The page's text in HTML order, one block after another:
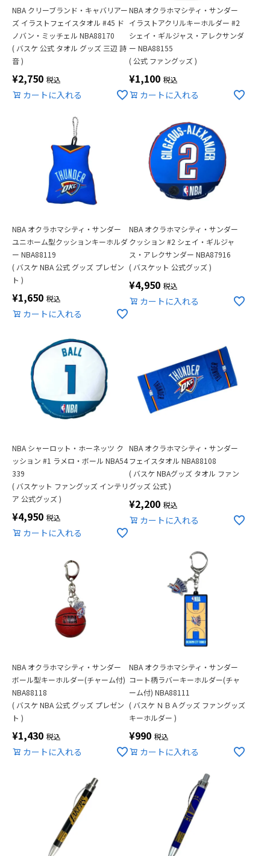
NBA クリーブランド・キャバリアー
ズ イラストフェイスタオル #45 ド
ノバン・ミッチェル NBA88170
( バスケ 公式 タオル グッズ 三辺 詩
音 )
¥2,750 税込
カートに入れる
NBA オクラホマシティ・サンダー
イラストアクリルキーホルダー #2
シェイ・ギルジャス・アレクサンダ
ー NBA88155
( 公式 ファングッズ )
¥1,100 税込
カートに入れる
NBA オクラホマシティ・サンダー
ユニホーム型クッションキーホルダ
ー NBA88119
( バスケ NBA 公式 グッズ プレゼン
ト )
¥1,650 税込
カートに入れる
NBA オクラホマシティ・サンダー
クッション #2 シェイ・ギルジャ
ス・アレクサンダー NBA87916
( バスケット 公式グッズ )
¥4,950 税込
カートに入れる
NBA シャーロット・ホーネッツ ク
ッション #1 ラメロ・ボール NBA54
339
( バスケット ファングッズ インテリ
ア 公式グッズ )
¥4,950 税込
カートに入れる
NBA オクラホマシティ・サンダー
フェイスタオル NBA88108
( バスケ NBAグッズ タオル ファン
グッズ 公式 )
¥2,200 税込
カートに入れる
NBA オクラホマシティ・サンダー
ボール型キーホルダー(チャーム付)
NBA88118
( バスケ NBA 公式 グッズ プレゼン
ト )
¥1,430 税込
カートに入れる
NBA オクラホマシティ・サンダー
コート柄ラバーキーホルダー(チャ
ーム付) NBA88111
( バスケ ＮＢＡグッズ ファングッズ
キーホルダー )
¥990 税込
カートに入れる